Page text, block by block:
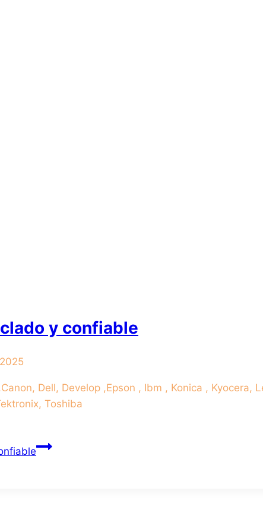
y confiable
Dell, Develop ,Epson , Ibm , Konica ,
Toshiba